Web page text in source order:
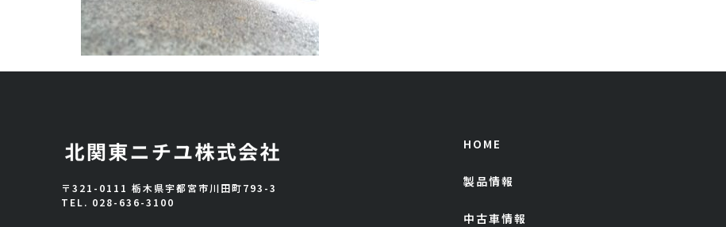
〒321-0111 栃木県宇都宮市川田町793-3
TEL. 028-636-3100
HOME
製品情報
中古車情報